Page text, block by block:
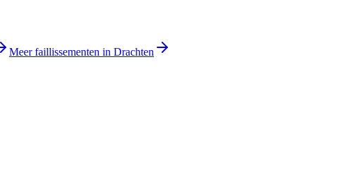
Meer faillissementen in Drachten